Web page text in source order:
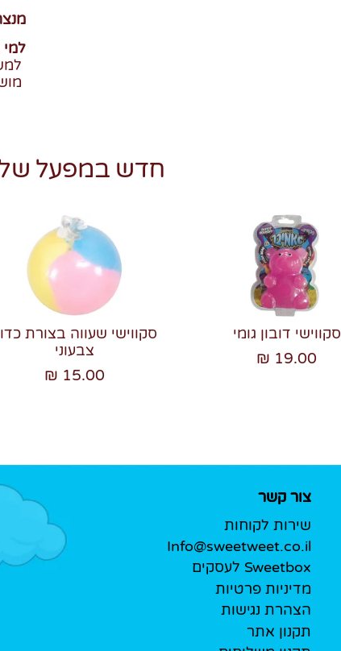
חדש במפעל
סקווישי שעווה בצורת
צבעוני
15.00 ₪
סקווישי דובון גומי
19.00 ₪
צור קשר
שירות לקוחות
Info@sweetweet.co.il
Sweetbox לעסקים
מדיניות פרטיות
הצהרת נגישות
תקנון אתר